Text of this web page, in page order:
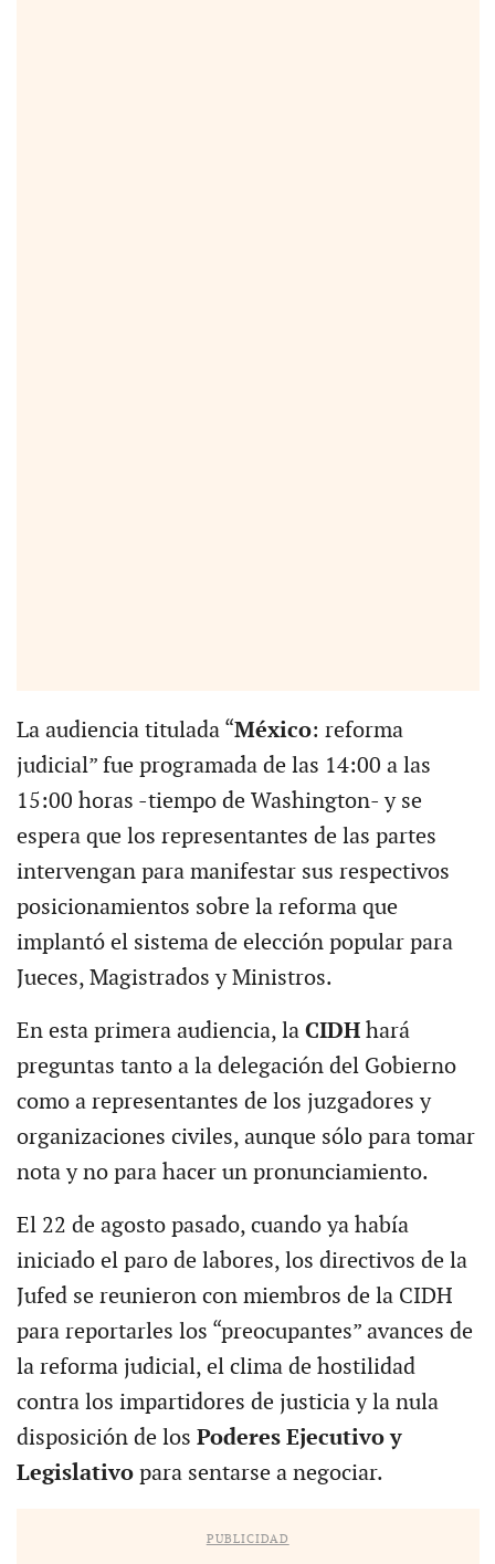
La audiencia titulada “México: reforma
judicial” fue programada de las 14:00 a las
15:00 horas -tiempo de Washington- y se
espera que los representantes de las partes
intervengan para manifestar sus respectivos
posicionamientos sobre la reforma que
implantó el sistema de elección popular para
Jueces, Magistrados y Ministros.
En esta primera audiencia, laCIDH hará
preguntas tanto a la delegación del Gobierno
como a representantes de los juzgadores y
organizaciones civiles, aunque sólo para tomar
nota y no para hacer un pronunciamiento.
El 22 de agosto pasado, cuando ya había
iniciado el paro de labores, los directivos de la
Jufed se reunieron con miembros de la CIDH
para reportarles los “preocupantes” avances de
la reforma judicial, el clima de hostilidad
contra los impartidores de justicia y la nula
disposición de los Poderes Ejecutivo y
Legislativopara sentarse a negociar.
PUBLICIDAD